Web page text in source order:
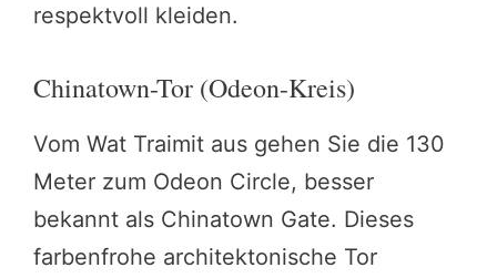
respektvoll kleiden.
Chinatown-Tor (Odeon-Kreis)
Vom Wat Traimit aus gehen Sie die 130
Meter zum Odeon Circle, besser
bekannt als Chinatown Gate. Dieses
farbenfrohe architektonische Tor